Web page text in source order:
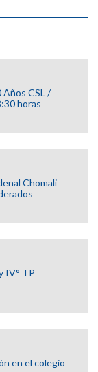
Años CSL /
horas
Chomali
IV° TP
en el colegio